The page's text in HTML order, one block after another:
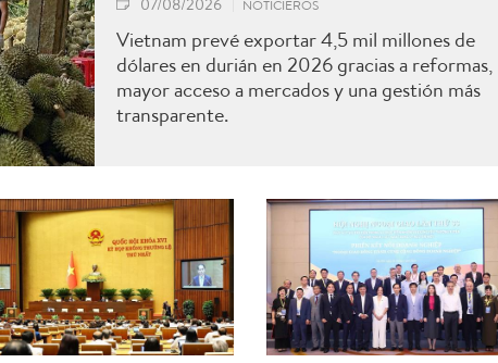
07/08/2026 NOTICIEROS
Vietnam prevé exportar 4,5 mil millones de
dólares en durián en 2026 gracias a reformas,
mayor acceso a mercados y una gestión más
transparente.